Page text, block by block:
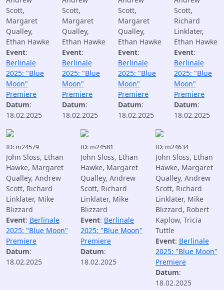
Scott,
Margaret
Qualley,
Ethan Hawke
Event:
Berlinale
2025: "Blue
Moon"
Premiere
Datum:
18.02.2025
Scott,
Margaret
Qualley,
Ethan Hawke
Event:
Berlinale
2025: "Blue
Moon"
Premiere
Datum:
18.02.2025
Scott,
Margaret
Qualley,
Ethan Hawke
Event:
Berlinale
2025: "Blue
Moon"
Premiere
Datum:
18.02.2025
Scott,
Richard
Linklater,
Ethan Hawke
Event:
Berlinale
2025: "Blue
Moon"
Premiere
Datum:
18.02.2025
ID: m24579
John Sloss, Ethan
Hawke, Margaret
Qualley, Andrew
Scott, Richard
Linklater, Mike
Blizzard
Event: Berlinale
2025: "Blue Moon"
Premiere
Datum:
18.02.2025
ID: m24581
John Sloss, Ethan
Hawke, Margaret
Qualley, Andrew
Scott, Richard
Linklater, Mike
Blizzard
Event: Berlinale
2025: "Blue Moon"
Premiere
Datum:
18.02.2025
ID: m24634
John Sloss, Ethan
Hawke, Margaret
Qualley, Andrew
Scott, Richard
Linklater, Mike
Blizzard, Robert
Kaplow, Tricia
Tuttle
Event: Berlinale
2025: "Blue Moon"
Premiere
Datum:
18.02.2025